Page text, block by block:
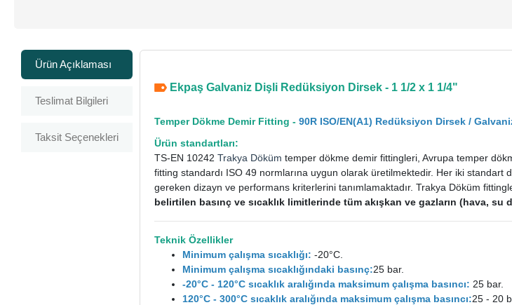
Ürün Açıklaması
Teslimat Bilgileri
Taksit Seçenekleri
Ekpaş Galvaniz Dişli Redüksiyon Dirsek - 1 1/2 x 1 1/4"
Temper Dökme Demir Fitting -90R ISO/EN(A1) Redüksiyon Dirsek /
Ürün standartları:
TS-EN 10242Trakya Döküm temper dökme demir fittingleri, Avrupa temper
fitting standardı ISO 49 normlarına uygun olarak üretilmektedir. Her iki
gereken dizayn ve performans kriterlerini tanımlamaktadır. Trakya Döküm
belirtilen basınç ve sıcaklık limitlerinde tüm akışkan ve gazların (hava,
Teknik Özellikler
Minimum çalışma sıcaklığı: -20°C.
Minimum çalışma sıcaklığındaki basınç:25 bar.
-20°C - 120°C sıcaklık aralığında maksimum çalışma basıncı: 25 bar.
120°C - 300°C sıcaklık aralığında maksimum çalışma basıncı:25 - 20